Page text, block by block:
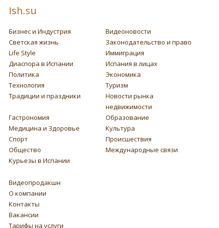
Ish.su
Бизнес и Индустрия
Видеоновости
Светская жизнь
Законодательство и право
Life Style
Иммиграция
Диаспора в Испании
Испания в лицах
Политика
Экономика
Технология
Туризм
Традиции и праздники
Новости рынка
недвижимости
Гастрономия
Образование
Медицина и Здоровье
Культура
Спорт
Происшествия
Общество
Международные связи
Курьезы в Испании
Видеопродакшн
О компании
Контакты
Вакансии
Тарифы на услуги